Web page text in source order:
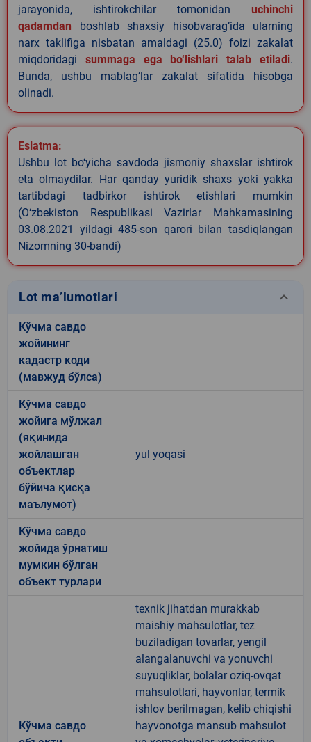
jarayonida, ishtirokchilar tomonidan uchinchi
qadamdan boshlab shaxsiy hisobvarag‘ida ularning
narx taklifiga nisbatan amaldagi (25.0) foizi zakalat
miqdoridagi summaga ega bo‘lishlari talab etiladi.
Bunda, ushbu mablag‘lar zakalat sifatida hisobga
olinadi.
Eslatma:
Ushbu lot bo‘yicha savdoda jismoniy shaxslar ishtirok
eta olmaydilar. Har qanday yuridik shaxs yoki yakka
tartibdagi tadbirkor ishtirok etishlari mumkin
(O‘zbekiston Respublikasi Vazirlar Mahkamasining
03.08.2021 yildagi 485-son qarori bilan tasdiqlangan
Nizomning 30-bandi)
Lot ma’lumotlari keyboard_arrow_down
Кўчма савдо
жойининг
кадастр коди
(мавжуд бўлса)
Кўчма савдо
жойига мўлжал
(яқинида
жойлашган
объектлар
бўйича қисқа
маълумот)
yul yoqasi
Кўчма савдо
жойида ўрнатиш
мумкин бўлган
объект турлари
Кўчма савдо
texnik jihatdan murakkab
maishiy mahsulotlar, tez
buziladigan tovarlar, yengil
alangalanuvchi va yonuvchi
suyuqliklar, bolalar oziq-ovqat
mahsulotlari, hayvonlar, termik
ishlov berilmagan, kelib chiqishi
hayvonotga mansub mahsulot